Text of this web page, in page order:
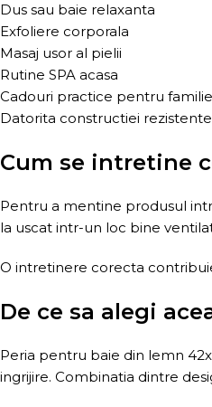
Dus sau baie relaxanta
Exfoliere corporala
Masaj usor al pielii
Rutine SPA acasa
Cadouri practice pentru
Datorita constructiei
Cum se intretine
Pentru a mentine produsul
la uscat intr-un loc bine
O intretinere corecta
De ce sa alegi
Peria pentru baie din lemn
ingrijire. Combinatia dintre